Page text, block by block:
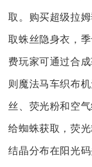
取。购买超级拉
取蛛丝隐身衣，
费玩家可通过合
则魔法马车织布
丝、荧光粉和空
给蜘蛛获取，荧
结晶分布在阳光